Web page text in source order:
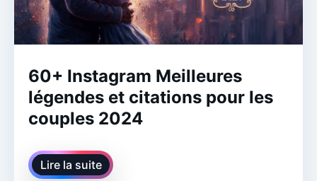
60+ Instagram Meilleures
légendes et citations pour les
couples 2024
Lire la suite